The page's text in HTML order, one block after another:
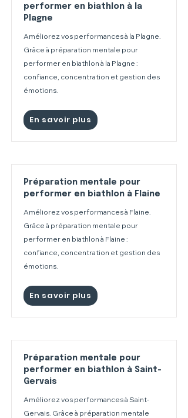
performer en biathlon à la
Plagne
Améliorez vos performances à la Plagne.
Grâce à préparation mentale pour
performer en biathlon à la Plagne :
confiance, concentration et gestion des
émotions.
En savoir plus
Préparation mentale pour
performer en biathlon à Flaine
Améliorez vos performances à Flaine.
Grâce à préparation mentale pour
performer en biathlon à Flaine :
confiance, concentration et gestion des
émotions.
En savoir plus
Préparation mentale pour
performer en biathlon à Saint-
Gervais
Améliorez vos performances à Saint-
Gervais. Grâce à préparation mentale